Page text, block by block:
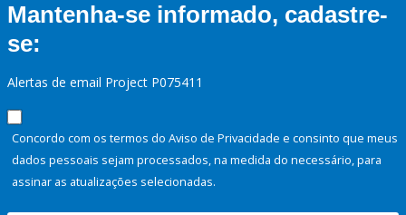
Mantenha-se informado, cadastre-
se:
Alertas de email Project P075411
Concordo com os termos do Aviso de Privacidade e consinto que meus
dados pessoais sejam processados, na medida do necessário, para
assinar as atualizações selecionadas.